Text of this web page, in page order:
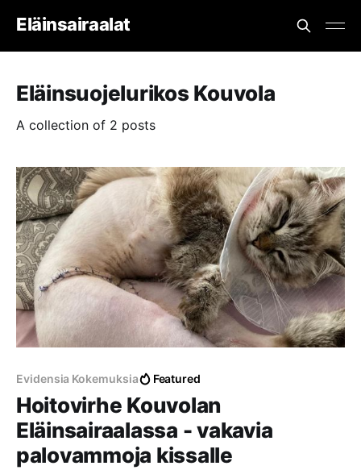
Eläinsairaalat
Eläinsuojelurikos Kouvola
A collection of 2 posts
Evidensia Kokemuksia Featured
Hoitovirhe Kouvolan
Eläinsairaalassa - vakavia
palovammoja kissalle